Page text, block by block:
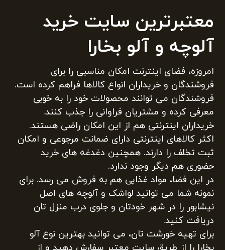
معتبرترین سایت خرید
آلوچه و آلو بخارا
امروزه، فضای اینترنت امکان مناسبی را برای
فروشندگان و خریداران انواع کالاها فراهم کرده است.
فروشندگان می توانند محصولات خود را به خوبی
معرفی کرده و مشتریان فراوانی را جذب کنند.
خریداران اینترنتی هم از این امکان راضی هستند.
اکثر کالاهای اینترنتی دارای ضمانت مرجوعی و امکان
ثبت تخلف را دارند. همچنین دغدغه های خرید
حضوری هم دیگر وجود ندارد.
در این فضا، مواد غذایی هم به فروش می رسد. برای
نمونه شما می توانید لواشک و آلوچه های اصل
نیشابور را در شهر خودتان و جلوی درب منزل تان
دریافت کنید.
برای تهیه خورشت تان، می توانید بهترین نوع آلو